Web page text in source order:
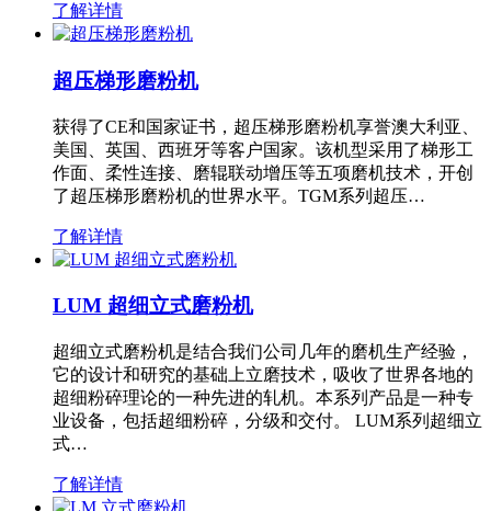
了解详情
超压梯形磨粉机
获得了CE和国家证书，超压梯形磨粉机享誉澳大利亚、
美国、英国、西班牙等客户国家。该机型采用了梯形工
作面、柔性连接、磨辊联动增压等五项磨机技术，开创
了超压梯形磨粉机的世界水平。TGM系列超压…
了解详情
LUM 超细立式磨粉机
超细立式磨粉机是结合我们公司几年的磨机生产经验，
它的设计和研究的基础上立磨技术，吸收了世界各地的
超细粉碎理论的一种先进的轧机。本系列产品是一种专
业设备，包括超细粉碎，分级和交付。 LUM系列超细立
式…
了解详情